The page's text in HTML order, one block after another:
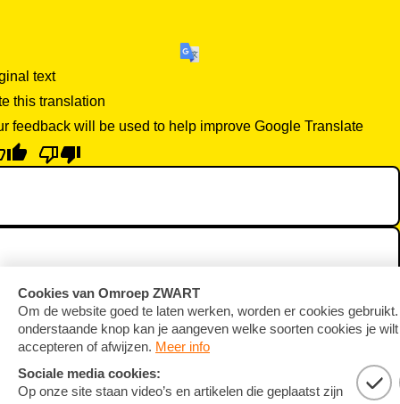
text
this translation
feedback will be used to help improve Google Translate